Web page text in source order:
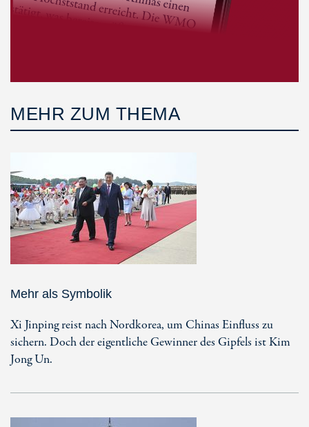
MEHR ZUM THEMA
Mehr als Symbolik
Xi Jinping reist nach Nordkorea, um Chinas Einfluss zu
sichern. Doch der eigentliche Gewinner des Gipfels ist Kim
Jong Un.